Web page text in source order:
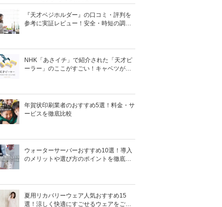
『天才ベジホルダー』の口コミ・評判を
参考に実証レビュー！安全・時短の調理
NHK「あさイチ」で紹介された「天才ピ
ーラー」のここがすごい！キャベツがほ
年賀状印刷業者のおすすめ5選！料金・サ
ービスを徹底比較
ウォーターサーバーおすすめ10選！導入
のメリットや選び方のポイントを徹底解
夏用リカバリーウェア人気おすすめ15
選！涼しく快適にすごせるウェアをご紹